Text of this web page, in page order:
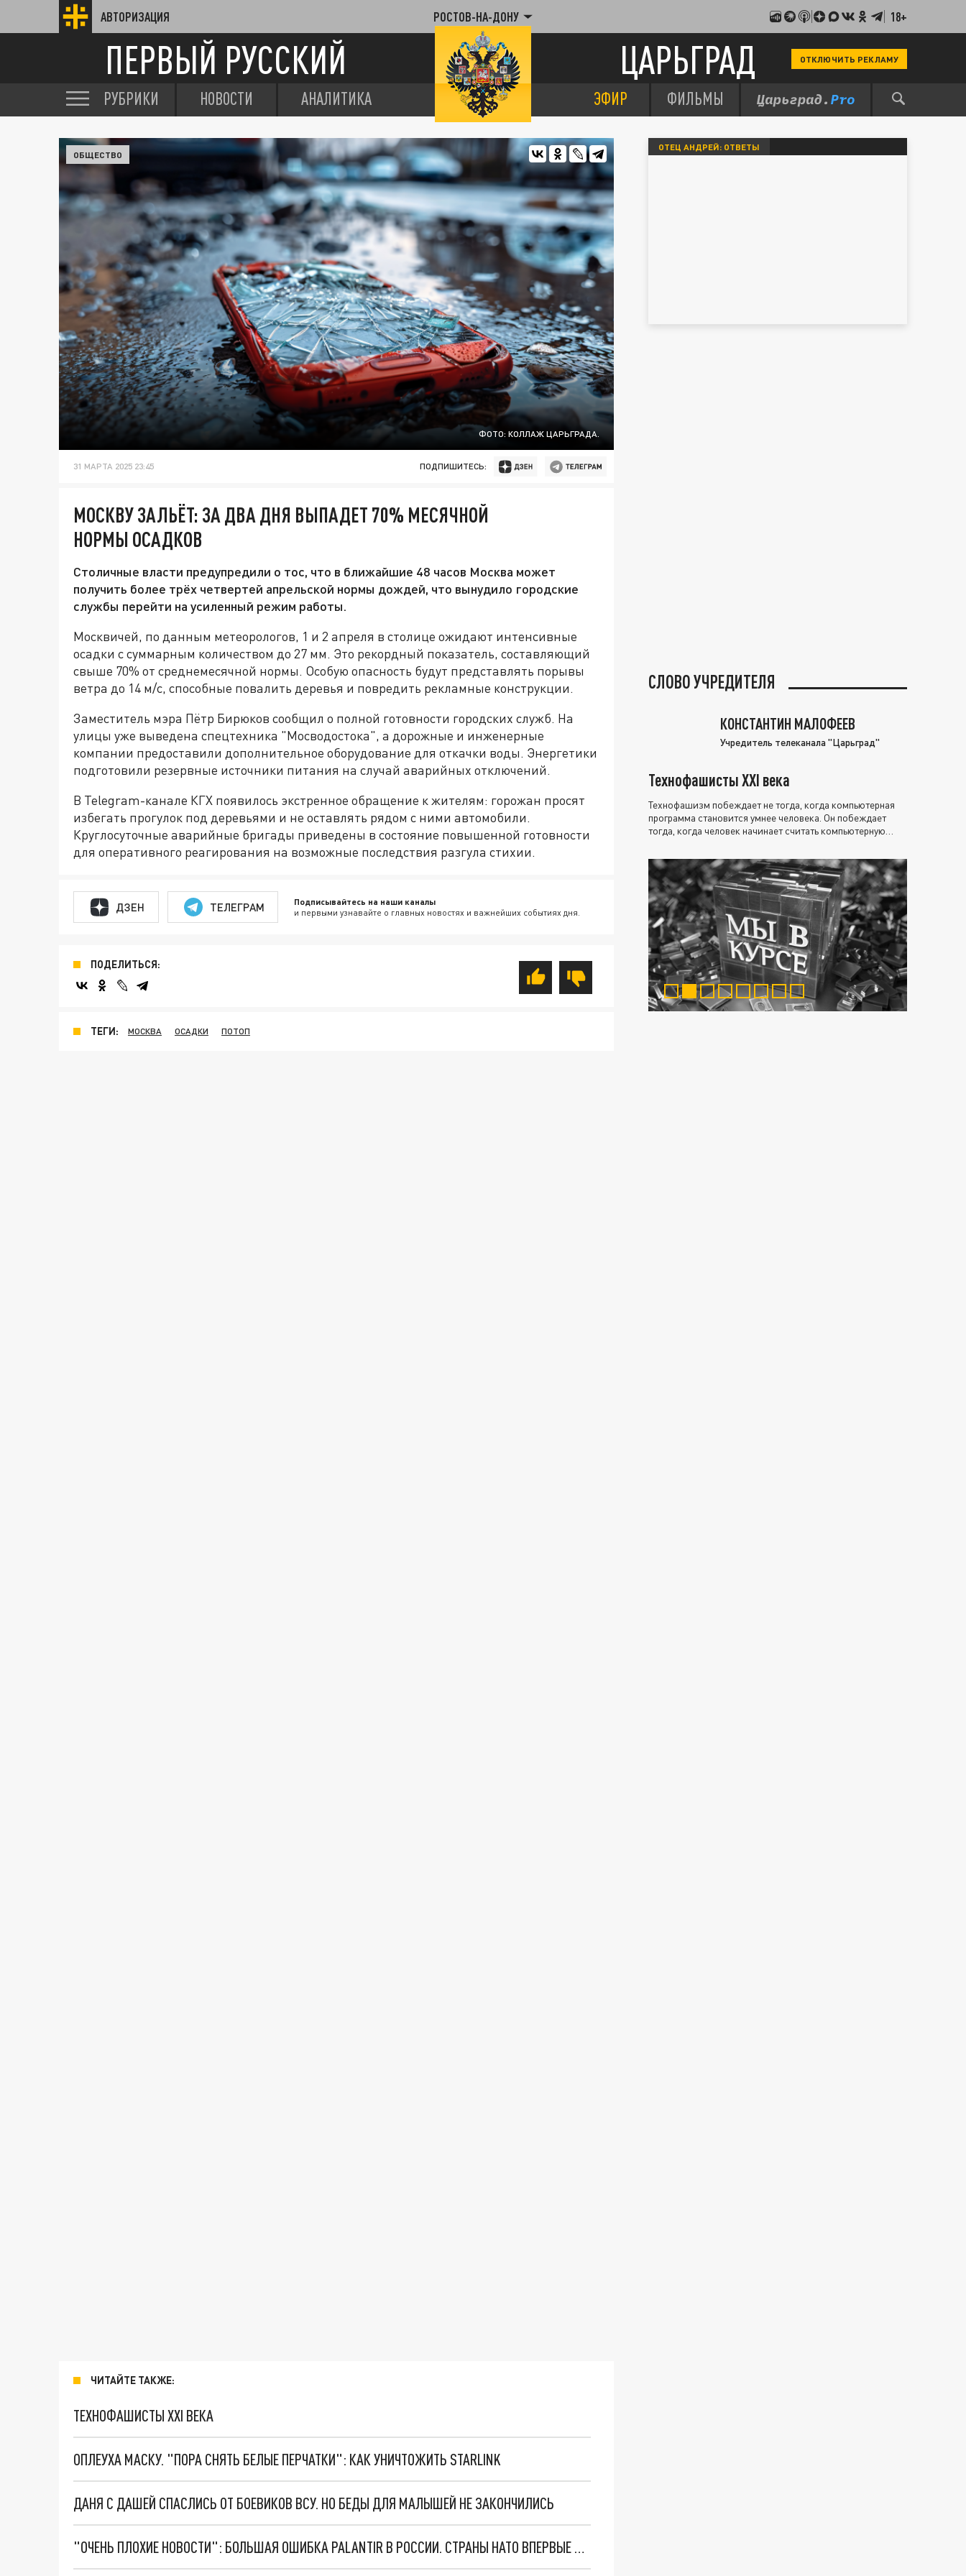
АВТОРИЗАЦИЯ РОСТОВ-НА-ДОНУ 18+
ПЕРВЫЙ РУССКИЙ ЦАРЬГРАД ОТКЛЮЧИТЬ РЕКЛАМУ
РУБРИКИ НОВОСТИ АНАЛИТИКА ЭФИР ФИЛЬМЫ
ФОТО: КОЛЛАЖ ЦАРЬГРАДА.
ОБЩЕСТВО
31 МАРТА 2025 23:45 ПОДПИШИТЕСЬ:
МОСКВУ ЗАЛЬЁТ: ЗА ДВА ДНЯ ВЫПАДЕТ 70% МЕСЯЧНОЙ
НОРМЫ ОСАДКОВ
Столичные власти предупредили о тос, что в ближайшие 48 часов Москва может
получить более трёх четвертей апрельской нормы дождей, что вынудило городские
службы перейти на усиленный режим работы.
Москвичей, по данным метеорологов, 1 и 2 апреля в столице ожидают интенсивные
осадки с суммарным количеством до 27 мм. Это рекордный показатель, составляющий
свыше 70% от среднемесячной нормы. Особую опасность будут представлять порывы
ветра до 14 м/с, способные повалить деревья и повредить рекламные конструкции.
Заместитель мэра Пётр Бирюков сообщил о полной готовности городских служб. На
улицы уже выведена спецтехника "Мосводостока", а дорожные и инженерные
компании предоставили дополнительное оборудование для откачки воды. Энергетики
подготовили резервные источники питания на случай аварийных отключений.
В Telegram-канале КГХ появилось экстренное обращение к жителям: горожан просят
избегать прогулок под деревьями и не оставлять рядом с ними автомобили.
Круглосуточные аварийные бригады приведены в состояние повышенной готовности
для оперативного реагирования на возможные последствия разгула стихии.
ДЗЕН ТЕЛЕГРАМ Подписывайтесь на наши каналы
и первыми узнавайте о главных новостях и важнейших событиях дня.
ПОДЕЛИТЬСЯ:
ТЕГИ: МОСКВА ОСАДКИ ПОТОП
ЧИТАЙТЕ ТАКЖЕ:
ТЕХНОФАШИСТЫ XXI ВЕКА
ОПЛЕУХА МАСКУ. "ПОРА СНЯТЬ БЕЛЫЕ ПЕРЧАТКИ": КАК УНИЧТОЖИТЬ STARLINK
ДАНЯ С ДАШЕЙ СПАСЛИСЬ ОТ БОЕВИКОВ ВСУ. НО БЕДЫ ДЛЯ МАЛЫШЕЙ НЕ ЗАКОНЧИЛИСЬ
"ОЧЕНЬ ПЛОХИЕ НОВОСТИ": БОЛЬШАЯ ОШИБКА PALANTIR В РОССИИ. СТРАНЫ НАТО ВПЕРВЫЕ ЗА СВО ОСТАНОВИЛИ ПОСТАВКИ ОРУЖИЯ. ВСУ ТЕРЯЮТ ПРИГРАНИЧЬЕ?
ОТЕЦ АНДРЕЙ: ОТВЕТЫ
СЛОВО УЧРЕДИТЕЛЯ
КОНСТАНТИН МАЛОФЕЕВ
Учредитель телеканала "Царьград"
Технофашисты XXI века
Технофашизм побеждает не тогда, когда компьютерная
программа становится умнее человека. Он побеждает
тогда, когда человек начинает считать компьютерную